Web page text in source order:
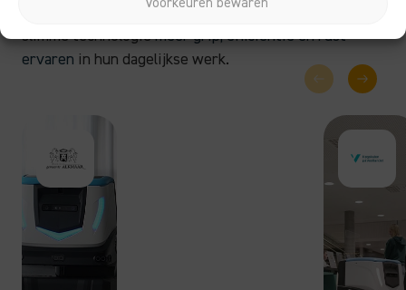
schoonmaakuitdagingen. Lees hoe onze klanten met
slimme technologiemeer grip, efficiëntie en rust
ervaren in hun dagelijkse werk.